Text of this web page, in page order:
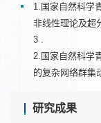
1.国家自然科学
非线性理论及超
3 .
2.国家自然科学
的复杂网络群集
研究成果